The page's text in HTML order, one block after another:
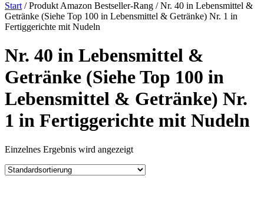
Start / Produkt Amazon Bestseller-Rang / Nr. 40 in Lebensmittel &
Getränke (Siehe Top 100 in Lebensmittel & Getränke) Nr. 1 in
Fertiggerichte mit Nudeln
Nr. 40 in Lebensmittel &
Getränke (Siehe Top 100 in
Lebensmittel & Getränke) Nr.
1 in Fertiggerichte mit Nudeln
Einzelnes Ergebnis wird angezeigt